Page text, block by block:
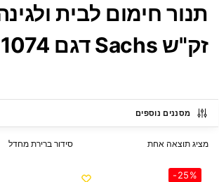
תנור חימום לבית
זק"ש Sachs דגם EF-1074
מסננים נוספים
מציג תוצאה אחת
-25%